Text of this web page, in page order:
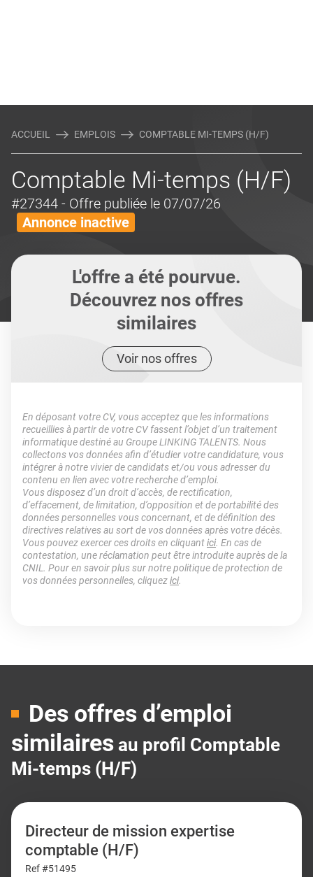
ACCUEIL EMPLOIS COMPTABLE MI-TEMPS (H/F)
Comptable Mi-temps (H/F)
#27344 - Offre publiée le 07/07/26
Annonce inactive
L'offre a été pourvue.
Découvrez nos offres
similaires
Voir nos offres
En déposant votre CV, vous acceptez que les informations
recueillies à partir de votre CV fassent l’objet d’un traitement
informatique destiné au Groupe LINKING TALENTS. Nous
collectons vos données afin d’étudier votre candidature, vous
intégrer à notre vivier de candidats et/ou vous adresser du
contenu en lien avec votre recherche d’emploi.
Vous disposez d’un droit d’accès, de rectification,
d’effacement, de limitation, d’opposition et de portabilité des
données personnelles vous concernant, et de définition des
directives relatives au sort de vos données après votre décès.
Vous pouvez exercer ces droits en cliquantici. En cas de
contestation, une réclamation peut être introduite auprès de la
CNIL. Pour en savoir plus sur notre politique de protection de
vos données personnelles, cliquezici.
Des offres d’emploi
similaires au profil Comptable
Mi-temps (H/F)
Directeur de mission expertise
comptable (H/F)
Ref #51495